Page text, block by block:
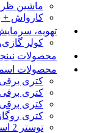
ماشین
کارواش +
تهویه،
کولر گازی،
محصولات
محصولات
کتری برقی
کتری
کتری
کتری
توستر 2 اسلایس کوچک